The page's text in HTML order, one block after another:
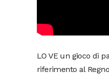
LO VE un gioco di
riferimento al